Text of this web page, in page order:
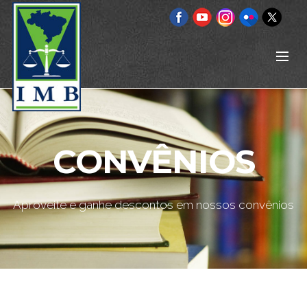
CONVÊNIOS
Aproveite e ganhe descontos em nossos convênios